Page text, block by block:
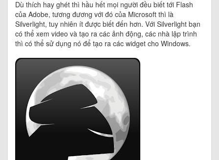
Dù thích hay ghét thì hầu hết mọi người đều biết tới Flash
của Adobe, tương đương với đó của Microsoft thì là
Silverlight, tuy nhiên ít được biết đến hơn. Với Silverlight bạn
có thể xem video và tạo ra các ảnh động, các nhà lập trình
thì có thể sử dụng nó để tạo ra các widget cho Windows.